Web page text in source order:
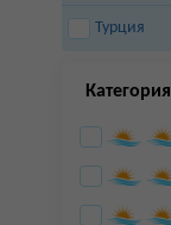
Турция
Категория